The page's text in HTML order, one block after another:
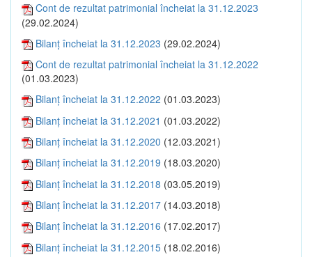
Cont de rezultat patrimonial încheiat la 31.12.2023
(29.02.2024)
Bilanţ încheiat la 31.12.2023 (29.02.2024)
Cont de rezultat patrimonial încheiat la 31.12.2022
(01.03.2023)
Bilanţ încheiat la 31.12.2022 (01.03.2023)
Bilanţ încheiat la 31.12.2021 (01.03.2022)
Bilanţ încheiat la 31.12.2020 (12.03.2021)
Bilanţ încheiat la 31.12.2019 (18.03.2020)
Bilanţ încheiat la 31.12.2018 (03.05.2019)
Bilanţ încheiat la 31.12.2017 (14.03.2018)
Bilanţ încheiat la 31.12.2016 (17.02.2017)
Bilanţ încheiat la 31.12.2015 (18.02.2016)